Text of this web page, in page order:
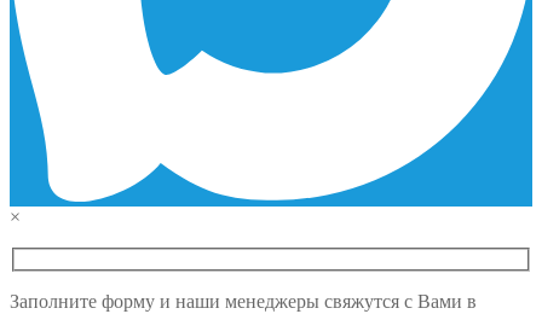
×
Заполните форму и наши менеджеры свяжутся с Вами в